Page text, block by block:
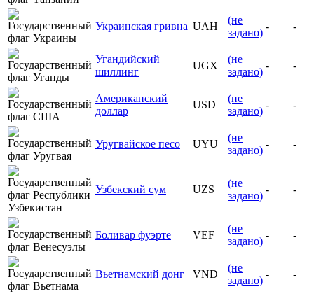
Украинская гривна UAH
(не
задано)
- -
Угандийский
шиллинг
UGX
(не
задано)
- -
Американский
доллар
USD
(не
задано)
- -
Уругвайское песо UYU
(не
задано)
- -
Узбекский сум UZS
(не
задано)
- -
Боливар фуэрте VEF
(не
задано)
- -
Вьетнамский донг VND
(не
задано)
- -